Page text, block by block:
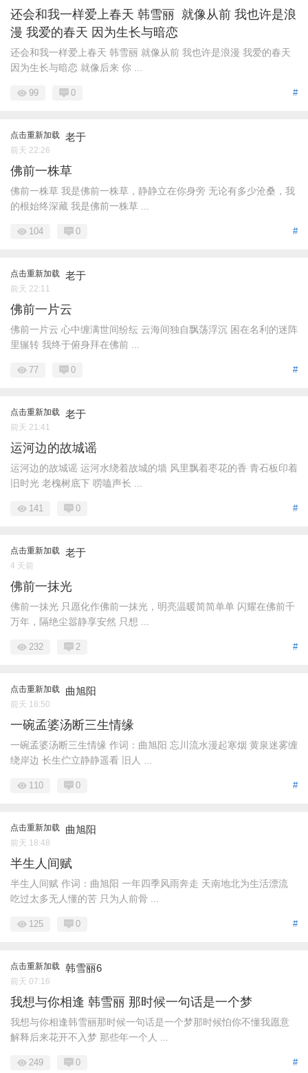
还会和我一样爱上春天 韩雪丽 就像从前 我也许是浪
漫 我爱的春天 因为生长与暗恋
还会和我一样爱上春天 韩雪丽 就像从前 我也许是浪漫 我爱的春天
因为生长与暗恋 就像后来 你 ...
#
99 0
点击重新加载 老于
前天 22:26
佛前一株草
佛前一株草 我是佛前一株草，静静立在你身旁 无论有多少沧桑，我
的根始终深藏 我是佛前一株草 ...
#
104 0
点击重新加载 老于
前天 22:11
佛前一片云
佛前一片云 心中缠满世间纷纭 云海间独自飘荡浮沉 困在名利的迷阵
里辗转 我终于俯身拜在佛前 ...
#
77 0
点击重新加载 老于
前天 21:41
运河边的故城谣
运河边的故城谣 运河水绕着故城的墙 风里飘着枣花的香 青石板印着
旧时光 老槐树底下 唠嗑声长 ...
#
141 0
点击重新加载 老于
4 天前
佛前一抹光
佛前一抹光 只愿化作佛前一抹光，明亮温暖简简单单 闪耀在佛前千
万年，隔绝尘嚣静享安然 只想 ...
#
232 2
点击重新加载 曲旭阳
前天 18:50
一碗孟婆汤断三生情缘
一碗孟婆汤断三生情缘 作词：曲旭阳 忘川流水漫起寒烟 黄泉迷雾缠
绕岸边 长生伫立静静遥看 旧人 ...
#
110 0
点击重新加载 曲旭阳
前天 18:48
半生人间赋
半生人间赋 作词：曲旭阳 一年四季风雨奔走 天南地北为生活漂流
吃过太多无人懂的苦 只为人前骨 ...
#
125 0
点击重新加载 韩雪丽6
前天 07:16
我想与你相逢 韩雪丽 那时候一句话是一个梦
我想与你相逢韩雪丽那时候一句话是一个梦那时候怕你不懂我愿意
解释后来花开不入梦 那些年一个人 ...
#
249 0